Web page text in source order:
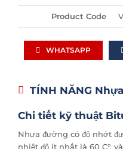
Product Code
WHATSAPP
TÍNH NĂNG
Chi tiết kỹ thuật
Nhựa đường có độ nhớt
nhiệt độ ít nhất là 60 C°,